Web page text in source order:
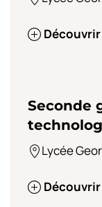
Seconde
Lycée